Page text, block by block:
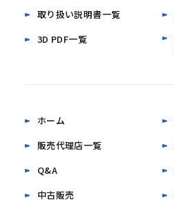
取り扱い説明書一覧
3D PDF一覧
ホーム
販売代理店一覧
Q&A
中古販売